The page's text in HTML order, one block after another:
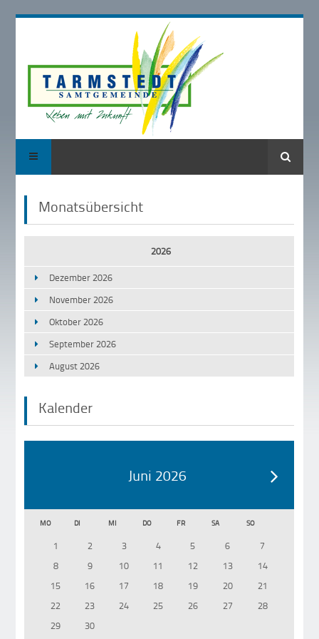
Suche
Monatsübersicht
2026
Dezember 2026
November 2026
Oktober 2026
September 2026
August 2026
Kalender
Juni 2026
MO DI MI DO FR SA SO
1 2 3 4 5 6
7
8
9 10 11 12 13
14
15
16 17 18 19 20
21
22
23 24 25 26 27
28
29
30